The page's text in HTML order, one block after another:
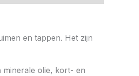
en tappen. Het zijn
minerale olie, kort- en